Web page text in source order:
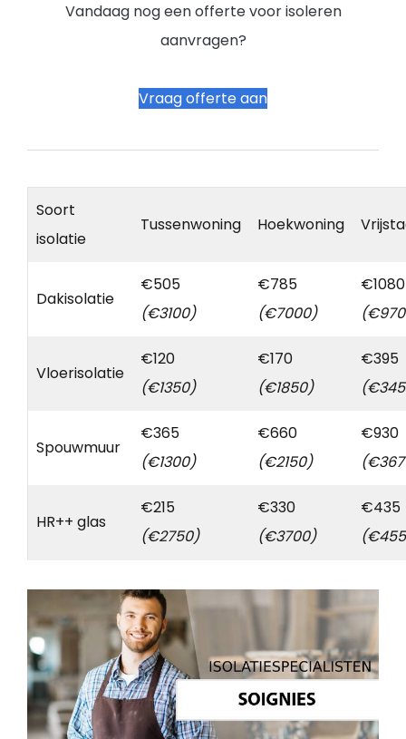
Vandaag nog een offerte voor isoleren
aanvragen?
Vraag offerte aan
Soort
isolatie
Tussenwoning Hoekwoning
Dakisolatie
€505
(€3100)
€785
(€7000)
€1080
Vloerisolatie
€120
(€1350)
€170
(€1850)
€395
Spouwmuur
€365
(€1300)
€660
(€2150)
€930
HR++ glas
€215
(€2750)
€330
(€3700)
€435